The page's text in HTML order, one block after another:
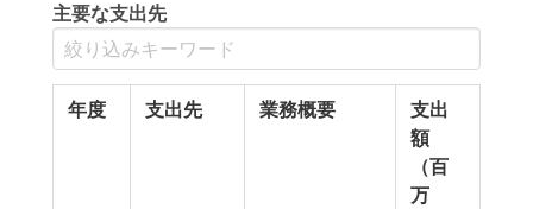
主要な支出先
年度 支出先 業務概要
支出
額
（百
万